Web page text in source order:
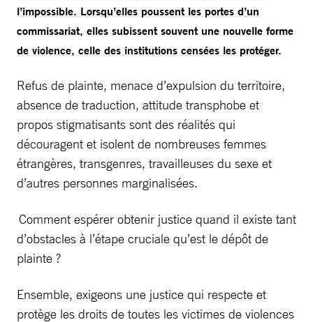
l’impossible. Lorsqu’elles poussent les portes d’un
commissariat, elles subissent souvent une nouvelle forme
de violence, celle des institutions censées les protéger.
Refus de plainte, menace d’expulsion du territoire,
absence de traduction, attitude transphobe et
propos stigmatisants sont des réalités qui
découragent et isolent de nombreuses femmes
étrangères, transgenres, travailleuses du sexe et
d’autres personnes marginalisées.
Comment espérer obtenir justice quand il existe tant
d’obstacles à l’étape cruciale qu’est le dépôt de
plainte ?
Ensemble, exigeons une justice qui respecte et
protège les droits de toutes les victimes de violences